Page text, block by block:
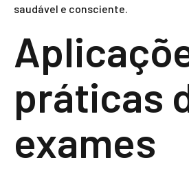
saudável e consciente.
práticas
exames